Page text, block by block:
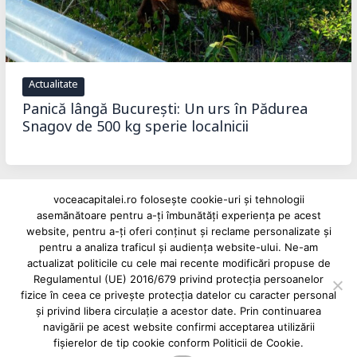
Actualitate
Panică lângă București: Un urs în Pădurea
Snagov de 500 kg sperie localnicii
Reclame și advertoriale pe Vocea Capitalei
Powered byINFINITUS ADVERTISING
voceacapitalei.ro folosește cookie-uri și tehnologii
asemănătoare pentru a-ți îmbunătăți experiența pe acest
website, pentru a-ți oferi conținut și reclame personalizate și
pentru a analiza traficul și audiența website-ului. Ne-am
actualizat politicile cu cele mai recente modificări propuse de
Regulamentul (UE) 2016/679 privind protecția persoanelor
fizice în ceea ce privește protecția datelor cu caracter personal
și privind libera circulație a acestor date. Prin continuarea
navigării pe acest website confirmi acceptarea utilizării
fișierelor de tip cookie conform Politicii de Cookie.